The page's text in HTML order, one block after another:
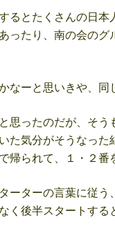
るとたくさんの日本
ったり、南の会の
なーと思いきや、同
思ったのだが、そ
た気分がそうなった
帰られて、１・２番
ーターの言葉に従う
く後半スタートす